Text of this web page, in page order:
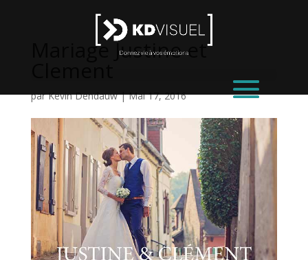
Mariage Justine et
parKevin Dendauw|Mai 17, 2016